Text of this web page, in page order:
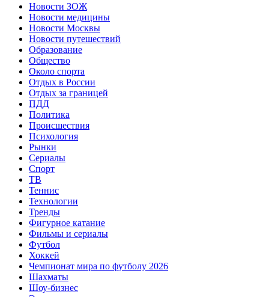
Новости ЗОЖ
Новости медицины
Новости Москвы
Новости путешествий
Образование
Общество
Около спорта
Отдых в России
Отдых за границей
ПДД
Политика
Происшествия
Психология
Рынки
Сериалы
Спорт
ТВ
Теннис
Технологии
Тренды
Фигурное катание
Фильмы и сериалы
Футбол
Хоккей
Чемпионат мира по футболу 2026
Шахматы
Шоу-бизнес